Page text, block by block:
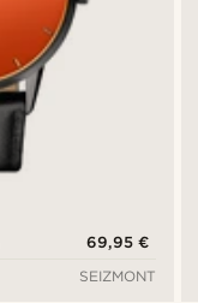
69,95 €
SEIZMONT